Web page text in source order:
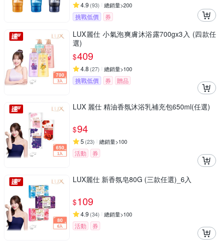
4.9 (93) 總銷量>200
挑戰低價 券
LUX麗仕 小氣泡爽膚沐浴露700gx3入 (四款任
選)
$409
4.8 (27) 總銷量>100
挑戰低價 券 贈品
LUX 麗仕 精油香氛沐浴乳補充包650ml(任選)
$94
5 (23) 總銷量>100
活動 券
LUX麗仕 新香氛皂80G (三款任選)_6入
$109
4.9 (34) 總銷量>100
活動 券